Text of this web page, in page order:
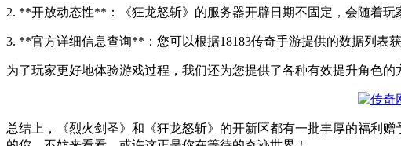
2. **开放动态性**：《狂龙怒斩》的服务器开辟日期不固定，会随着玩
3. **官方详细信息查询**：您可以根据18183传奇手游提供的数据列表
为了玩家更好地体验游戏过程，我们还为您提供了各种有效提升角色
总结上，《烈火剑圣》和《狂龙怒斩》的开新区都有一批丰厚的福利